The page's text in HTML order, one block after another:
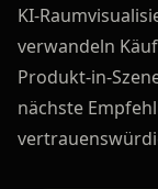
KI-
verwandeln
Produkt-in-
nächste